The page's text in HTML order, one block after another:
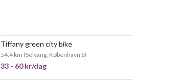
Tiffany green city bike
54.4 km (Solvang, København S)
33 - 60 kr/dag